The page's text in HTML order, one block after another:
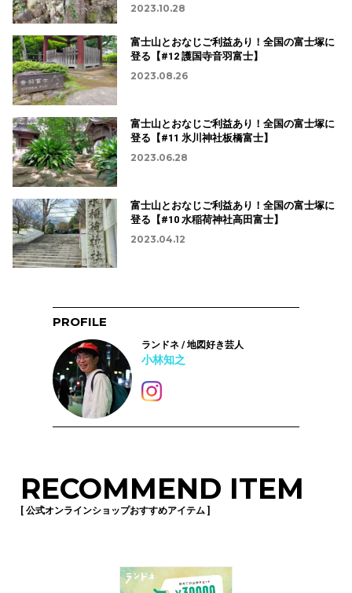
2023.10.28
富士山とおなじご利益あり！全国の富士塚に
登る【#12 護国寺音羽富士】
2023.08.26
富士山とおなじご利益あり！全国の富士塚に
登る【#11 氷川神社板橋富士】
2023.06.28
富士山とおなじご利益あり！全国の富士塚に
登る【#10 水稲荷神社高田富士】
2023.04.12
PROFILE
ランドネ / 地図好き芸人
小林知之
RECOMMEND ITEM
[ 公式オンラインショップおすすめアイテム ]